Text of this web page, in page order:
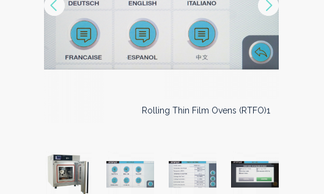
Précédent Suivant
Rolling Thin Film Ovens (RTFO)2